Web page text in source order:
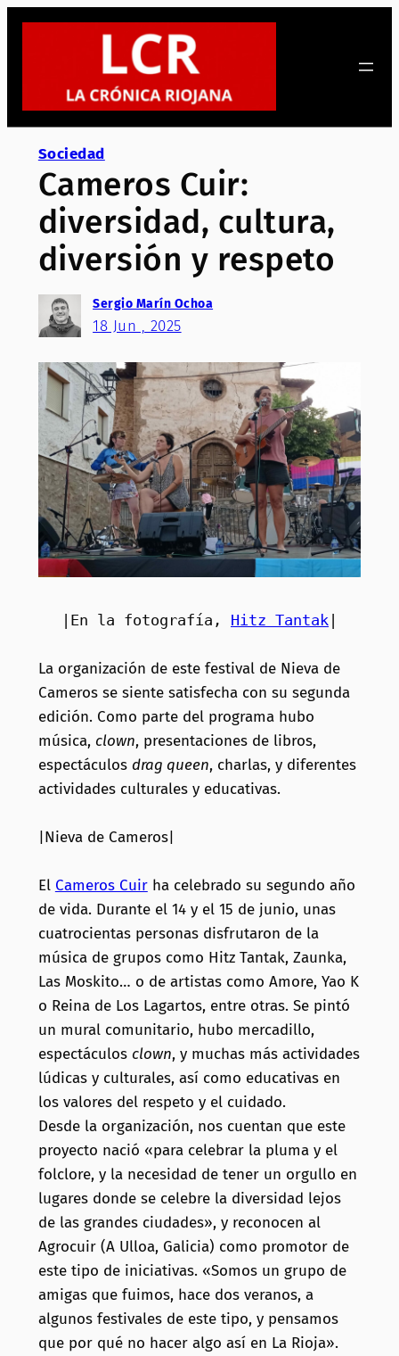
Saltar
Sociedad
Cameros Cuir:
diversidad, cultura,
diversión y respeto
Sergio Marín Ochoa
18 Jun , 2025
|En la fotografía, Hitz Tantak |
La organización de este festival de Nieva de
Cameros se siente satisfecha con su segunda
edición. Como parte del programa hubo
música, clown, presentaciones de libros,
espectáculos drag queen, charlas, y diferentes
actividades culturales y educativas.
|Nieva de Cameros|
El Cameros Cuirha celebrado su segundo año
de vida. Durante el 14 y el 15 de junio, unas
cuatrocientas personas disfrutaron de la
música de grupos como Hitz Tantak, Zaunka,
Las Moskito… o de artistas como Amore, Yao K
o Reina de Los Lagartos, entre otras. Se pintó
un mural comunitario, hubo mercadillo,
espectáculos clown, y muchas más actividades
lúdicas y culturales, así como educativas en
los valores del respeto y el cuidado.
Desde la organización, nos cuentan que este
proyecto nació «para celebrar la pluma y el
folclore, y la necesidad de tener un orgullo en
lugares donde se celebre la diversidad lejos
de las grandes ciudades», y reconocen al
Agrocuir (A Ulloa, Galicia) como promotor de
este tipo de iniciativas. «Somos un grupo de
amigas que fuimos, hace dos veranos, a
algunos festivales de este tipo, y pensamos
que por qué no hacer algo así en La Rioja».